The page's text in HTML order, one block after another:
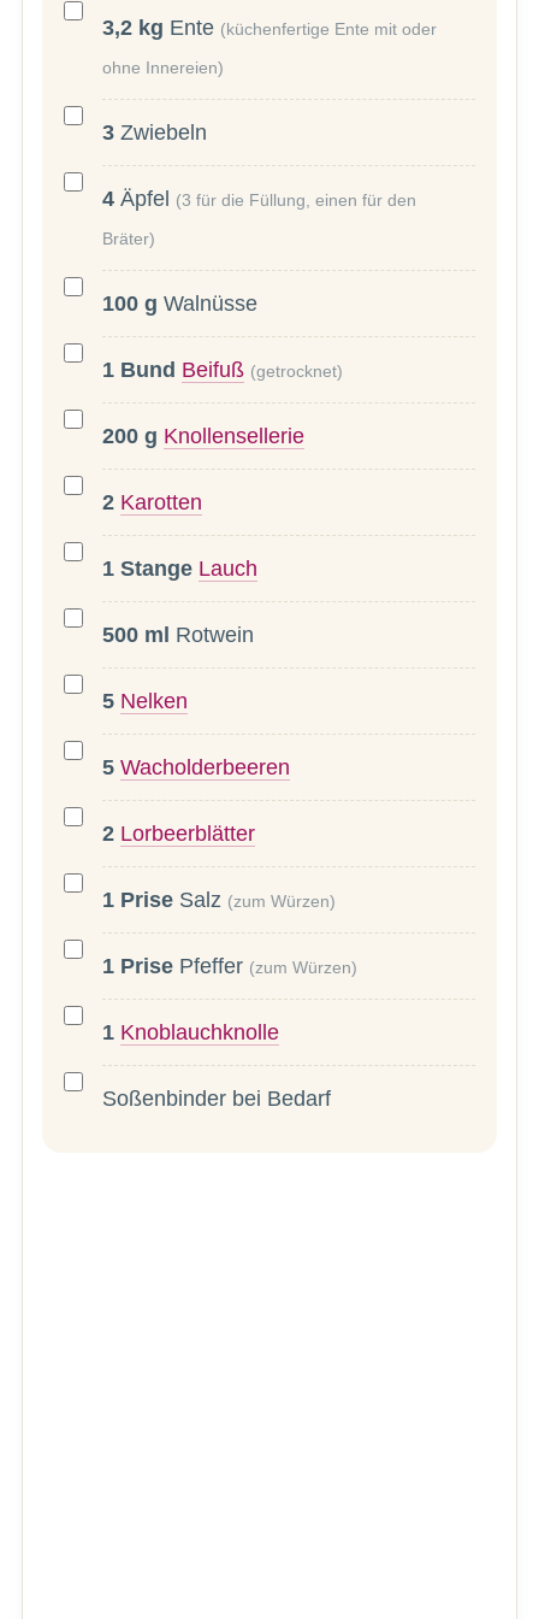
3,2 kg Ente (küchenfertige Ente mit oder
ohne Innereien)
3 Zwiebeln
4 Äpfel (3 für die Füllung, einen für den
Bräter)
100 g Walnüsse
1 Bund Beifuß (getrocknet)
200 g Knollensellerie
2 Karotten
1 Stange Lauch
500 ml Rotwein
5 Nelken
5 Wacholderbeeren
2 Lorbeerblätter
1 Prise Salz (zum Würzen)
1 Prise Pfeffer (zum Würzen)
1 Knoblauchknolle
Soßenbinder bei Bedarf